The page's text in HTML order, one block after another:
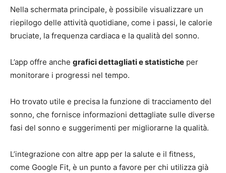
Nella schermata principale, è possibile visualizzare un
riepilogo delle attività quotidiane, come i passi, le calorie
bruciate, la frequenza cardiaca e la qualità del sonno.
L’app offre anche grafici dettagliati e statistiche per
monitorare i progressi nel tempo.
Ho trovato utile e precisa la funzione di tracciamento del
sonno, che fornisce informazioni dettagliate sulle diverse
fasi del sonno e suggerimenti per migliorarne la qualità.
L’integrazione con altre app per la salute e il fitness,
come Google Fit, è un punto a favore per chi utilizza già